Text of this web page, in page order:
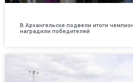
В Архангельске подвели итоги
наградили победителей